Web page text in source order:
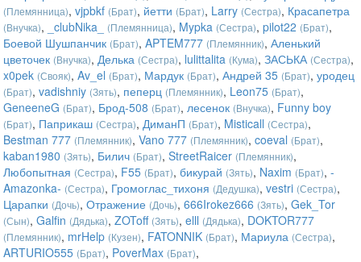
(Племянница), vjpbkf (Брат), йетти (Брат), Larry (Сестра), Красапетра
(Внучка), _clubNika_ (Племянница), Mypka (Сестра), pilot22 (Брат),
Боевой Шушпанчик (Брат), APTEM777 (Племянник), Аленький
цветочек (Внучка), Делька (Сестра), lulittalita (Кума), ЗАСЬКА (Сестра),
x0pek (Свояк), Av_el (Брат), Мардук (Брат), Андрей 35 (Брат), уродец
(Брат), vadishniy (Зять), пеперц (Племянник), Leon75 (Брат),
GeneeneG (Брат), Брод-508 (Брат), лесенок (Внучка), Funny boy
(Брат), Паприкаш (Сестра), ДиманП (Брат), Misticall (Сестра),
Bestman 777 (Племянник), Vano 777 (Племянник), coeval (Брат),
kaban1980 (Зять), Билич (Брат), StreetRaicer (Племянник),
Любопытная (Сестра), F55 (Брат), бикурай (Зять), Naxim (Брат), -
Amazonka- (Сестра), Громоглас_тихоня (Дедушка), vestri (Сестра),
Царапки (Дочь), Отражение (Дочь), 666Irokez666 (Зять), Gek_Tor
(Сын), Galfin (Дядька), ZOToff (Зять), elll (Дядька), DOKTOR777
(Племянник), mrHelp (Кузен), FATONNIK (Брат), Мариула (Сестра),
ARTURIO555 (Брат), PoverMax (Брат),